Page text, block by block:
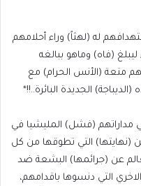
له (لهثاً) وراء أحلامهم
(فاه) وماهو ببالغه
متعة (الأنس الحرام) مع
الجديدة البائرة..!!*
مداراتهم (فشل) المليشيا في
(نهايتها) التي تطوقها من كل
عن (جرائمها) البشعة ضد
التي دنسوها باقدامهم،